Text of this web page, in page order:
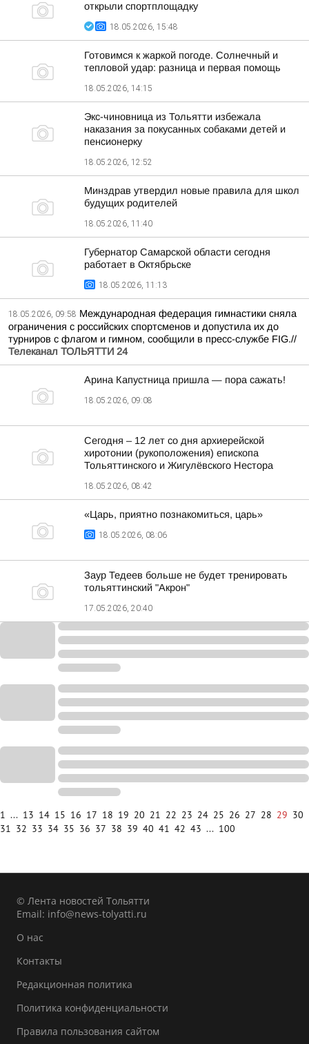
открыли спортплощадку
18.05.2026, 15:48
Готовимся к жаркой погоде. Солнечный и
тепловой удар: разница и первая помощь
18.05.2026, 14:15
Экс-чиновница из Тольятти избежала
наказания за покусанных собаками детей и
пенсионерку
18.05.2026, 12:52
Минздрав утвердил новые правила для школ
будущих родителей
18.05.2026, 11:40
Губернатор Самарской области сегодня
работает в Октябрьске
18.05.2026, 11:13
18.05.2026, 09:58 Международная федерация гимнастики сняла
ограничения с российских спортсменов и допустила их до
турниров с флагом и гимном, сообщили в пресс-службе FIG.//
Телеканал ТОЛЬЯТТИ 24
Арина Капустница пришла — пора сажать!
18.05.2026, 09:08
Сегодня – 12 лет со дня архиерейской
хиротонии (рукоположения) епископа
Тольяттинского и Жигулёвского Нестора
18.05.2026, 08:42
«Царь, приятно познакомиться, царь»
18.05.2026, 08:06
Заур Тедеев больше не будет тренировать
тольяттинский "Акрон"
17.05.2026, 20:40
1 ... 13 14 15 16 17 18 19 20 21 22 23 24 25 26 27 28 29 30
31 32 33 34 35 36 37 38 39 40 41 42 43 ... 100
© Лента новостей Тольятти
Email: info@news-tolyatti.ru
О нас
Контакты
Редакционная политика
Политика конфиденциальности
Правила пользования сайтом